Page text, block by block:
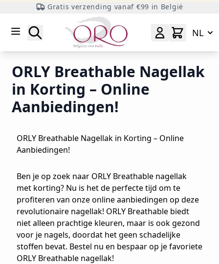
Gratis verzending vanaf €99 in België
Zoeken
NL
ORLY Breathable Nagellak
in Korting – Online
Aanbiedingen!
ORLY Breathable Nagellak in Korting – Online
Aanbiedingen!
Ben je op zoek naar ORLY Breathable nagellak
met korting? Nu is het de perfecte tijd om te
profiteren van onze online aanbiedingen op deze
revolutionaire nagellak! ORLY Breathable biedt
niet alleen prachtige kleuren, maar is ook gezond
voor je nagels, doordat het geen schadelijke
stoffen bevat. Bestel nu en bespaar op je favoriete
ORLY Breathable nagellak!